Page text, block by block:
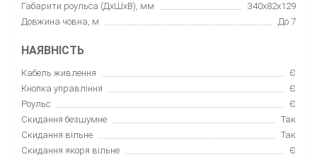
Габарити роульса (ДхШхВ), мм
340x82x129
Довжина човна, м
До 7
НАЯВНІСТЬ
Кабель живлення
Є
Кнопка управління
Є
Роульс
Є
Скидання безшумне
Так
Скидання вільне
Так
Скидання якоря вільне
Є